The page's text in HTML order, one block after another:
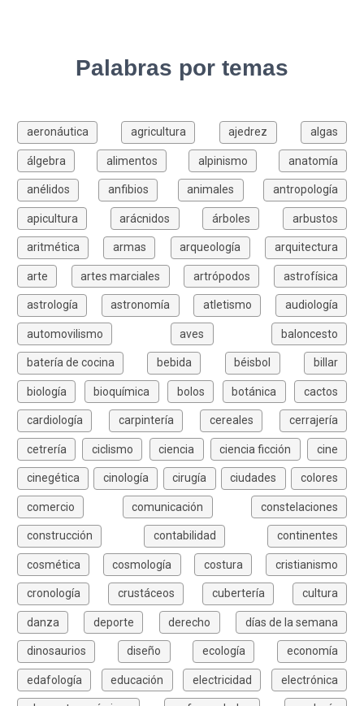
Palabras por temas
aeronáutica agricultura ajedrez algas
álgebra alimentos alpinismo anatomía
anélidos anfibios animales antropología
apicultura arácnidos árboles arbustos
aritmética armas arqueología arquitectura
arte artes marciales artrópodos astrofísica
astrología astronomía atletismo audiología
automovilismo aves baloncesto
batería de cocina bebida béisbol billar
biología bioquímica bolos botánica cactos
cardiología carpintería cereales cerrajería
cetrería ciclismo ciencia ciencia ficción cine
cinegética cinología cirugía ciudades colores
comercio comunicación constelaciones
construcción contabilidad continentes
cosmética cosmología costura cristianismo
cronología crustáceos cubertería cultura
danza deporte derecho días de la semana
dinosaurios diseño ecología economía
edafología educación electricidad electrónica